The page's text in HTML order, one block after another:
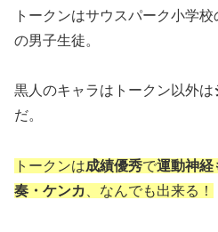
トークンはサウスパーク小学
の男子生徒。
黒人のキャラはトークン以外は
だ。
トークンは成績優秀で運動神経
奏・ ケンカ 、なんでも出来る！